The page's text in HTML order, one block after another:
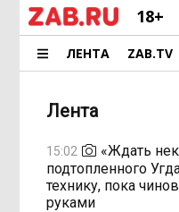
18+
ЛЕНТА ZAB.TV
Лента
15:02
«Ждать
подтопленного
технику, пока
руками